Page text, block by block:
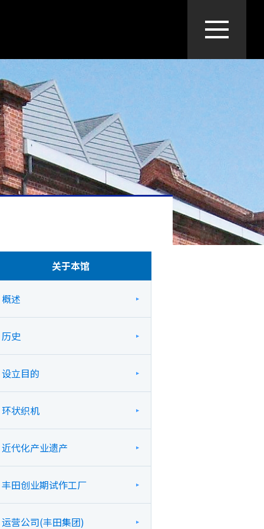
关于本馆
概述
历史
设立目的
环状织机
近代化产业遗产
丰田创业期试作工厂
运营公司(丰田集团)